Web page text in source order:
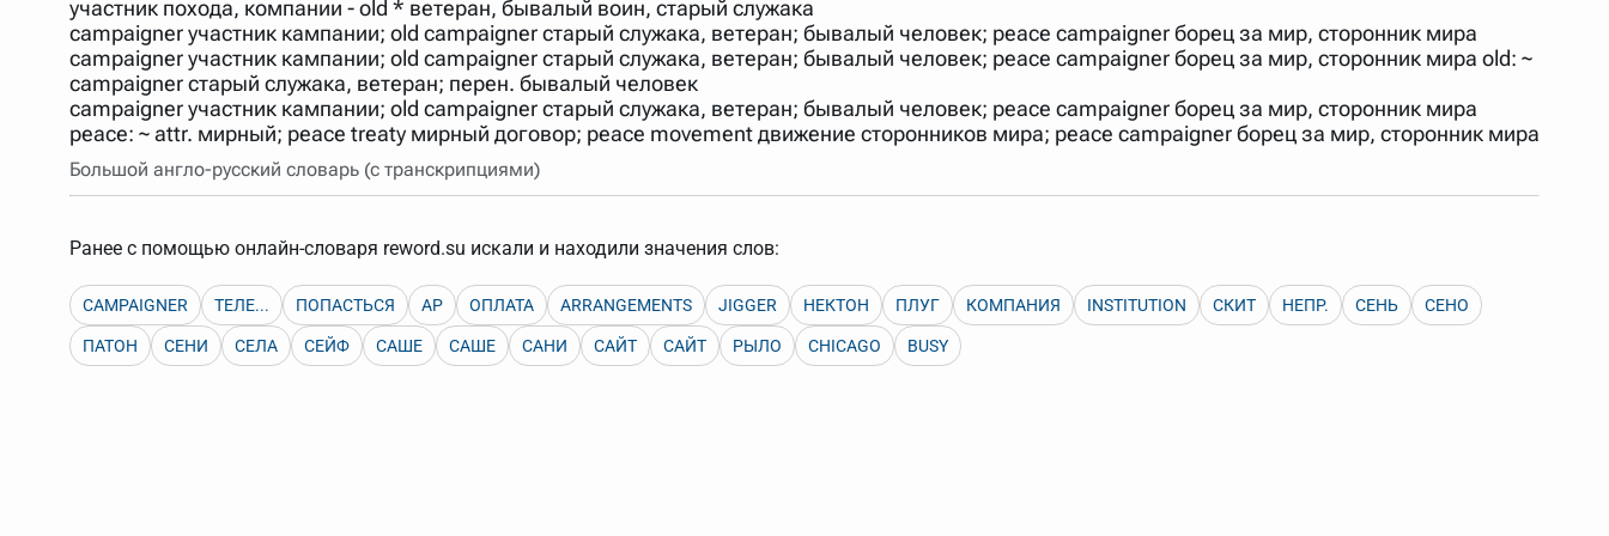
Порядок словарей можно изменять, перетаскивая словарь вверх или вниз за прямоугольник слева от названия словаря. Также можно выключать ненужные словари.
участник похода, компании - old * ветеран, бывалый воин, старый служака
campaigner участник кампании; old campaigner старый служака, ветеран; бывалый человек; peace campaigner борец за мир, сторонник мира
campaigner участник кампании; old campaigner старый служака, ветеран; бывалый человек; peace campaigner борец за мир, сторонник мира old: ~
campaigner старый служака, ветеран; перен. бывалый человек
campaigner участник кампании; old campaigner старый служака, ветеран; бывалый человек; peace campaigner борец за мир, сторонник мира
peace: ~ attr. мирный; peace treaty мирный договор; peace movement движение сторонников мира; peace campaigner борец за мир, сторонник мира
Большой англо-русский словарь (с транскрипциями)
Ранее с помощью онлайн-словаря reword.su искали и находили значения слов:
CAMPAIGNER ТЕЛЕ... ПОПАСТЬСЯ АР ОПЛАТА ARRANGEMENTS JIGGER НЕКТОН ПЛУГ КОМПАНИЯ INSTITUTION СКИТ НЕПР. СЕНЬ СЕНО
ПАТОН СЕНИ СЕЛА СЕЙФ САШЕ САШЕ САНИ САЙТ САЙТ РЫЛО CHICAGO BUSY